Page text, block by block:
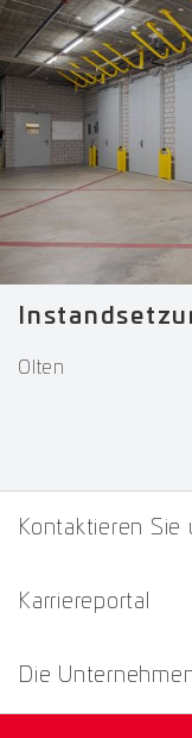
Olten
Kontaktieren Sie
Karriereportal
Die